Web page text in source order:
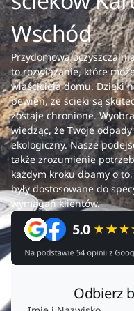
Wschód
Przydomowa
to rozwiązanie, które
właściciela domu. Dzięki
pewien, że ścieki są
zostaje chronione.
wiedząc, że Twoje
ekologiczny. Nasze
także zrozumienie
każdym kroku dbamy o
były dostosowane do
wymagań klientów.
Odbierz